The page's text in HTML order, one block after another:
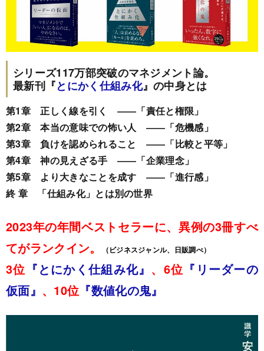
シリーズ117万部突破のマネジメント論。
最新刊『とにかく仕組み化』の中身とは
第1章 正しく線を引く ――「責任と権限」
第2章 本当の意味での怖い人 ――「危機感」
第3章 負けを認められること ――「比較と平等」
第4章 神の見えざる手 ――「企業理念」
第5章 より大きなことを成す ――「進行感」
終 章 「仕組み化」とは別の世界
2023年の年間ベストセラーに、異例の3冊すべ
てがランクイン。
（ビジネスジャンル、日販調べ）
3位 『とにかく仕組み化』 、6位 『リーダーの
仮面』 、10位 『数値化の鬼』